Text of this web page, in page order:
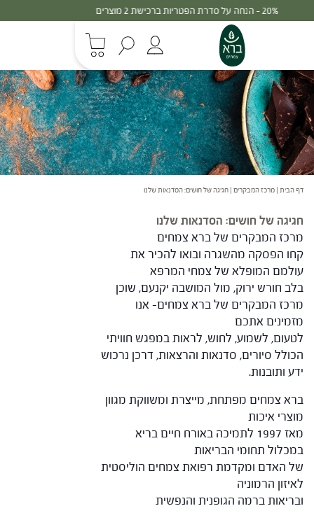
30% - הנחה על סדרת הפטריות ברכישת 3 מוצרים
דף הבית | מרכז המבקרים | חגיגה של חושים: הסדנאות שלנו
חגיגה של חושים: הסדנאות שלנו
מרכז המבקרים של ברא צמחים
קחו הפסקה מהשגרה ובואו להכיר את
עולמם המופלא של צמחי המרפא
בלב חורש ירוק, מול המושבה יקנעם, שוכן
מרכז המבקרים של ברא צמחים- אנו
מזמינים אתכם
לטעום, לשמוע, לחוש, לראות במפגש חוויתי
הכולל סיורים, סדנאות והרצאות, דרכן נרכוש
ידע ותובנות.
ברא צמחים מפתחת, מייצרת ומשווקת מגוון
מוצרי איכות
מאז 1997 לתמיכה באורח חיים בריא
במכלול תחומי הבריאות
של האדם ומקדמת רפואת צמחים הוליסטית
לאיזון הרמוניה
ובריאות ברמה הגופנית והנפשית